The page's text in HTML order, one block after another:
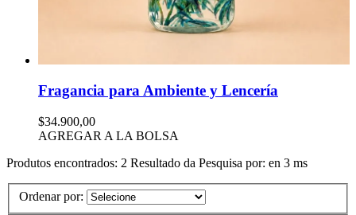
Fragancia para Ambiente y Lencería
$34.900,00
AGREGAR A LA BOLSA
Produtos encontrados: 2 Resultado da Pesquisa por: en 3 ms
Ordenar por: